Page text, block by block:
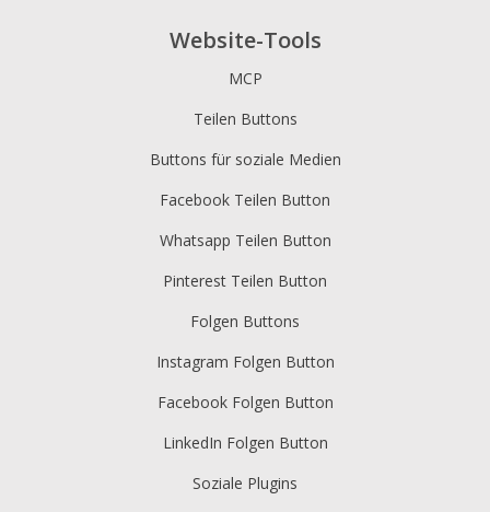
Website-Tools
MCP
Teilen Buttons
Buttons für soziale Medien
Facebook Teilen Button
Whatsapp Teilen Button
Pinterest Teilen Button
Folgen Buttons
Instagram Folgen Button
Facebook Folgen Button
LinkedIn Folgen Button
Soziale Plugins